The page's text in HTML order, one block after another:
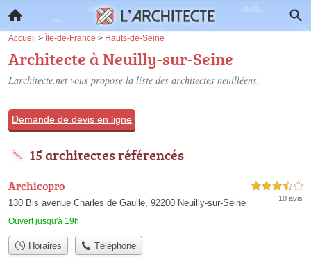
Accueil > Île-de-France > Hauts-de-Seine
Architecte à Neuilly-sur-Seine
Larchitecte.net vous propose la liste des architectes neuilléens.
Demande de devis en ligne
15 architectes référencés
Archicopro
130 Bis avenue Charles de Gaulle, 92200 Neuilly-sur-Seine
Ouvert jusqu'à 19h
3,5 étoiles sur 5
10 avis
Horaires Téléphone